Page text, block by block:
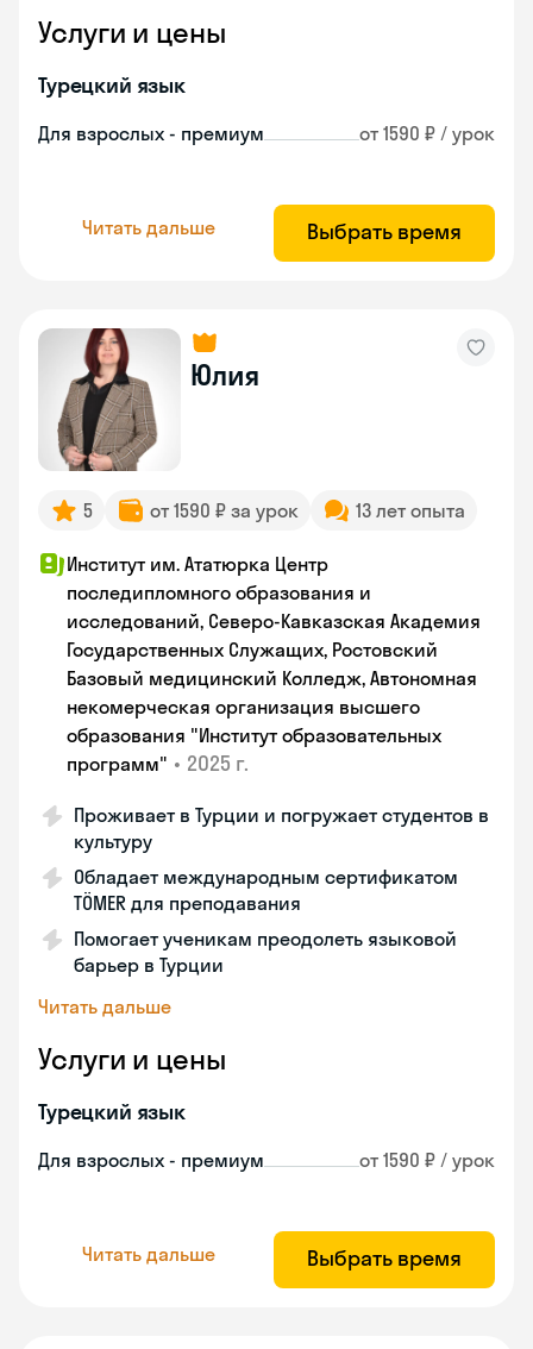
Услуги и цены
Турецкий язык
Для взрослых - премиум от 1590 ₽ / урок
Читать дальше Выбрать время
Юлия
5 от 1590 ₽ за урок 13 лет опыта
Институт им. Ататюрка Центр
последипломного образования и
исследований, Северо-Кавказская Академия
Государственных Служащих, Ростовский
Базовый медицинский Колледж, Автономная
некомерческая организация высшего
образования "Институт образовательных
программ" • 2025 г.
Проживает в Турции и погружает студентов в
культуру
Обладает международным сертификатом
TÖMER для преподавания
Помогает ученикам преодолеть языковой
барьер в Турции
Читать дальше
Услуги и цены
Турецкий язык
Для взрослых - премиум от 1590 ₽ / урок
Читать дальше Выбрать время